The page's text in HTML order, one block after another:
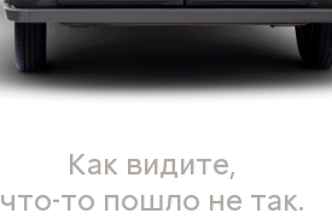
Как видите,
что-то пошло не так.